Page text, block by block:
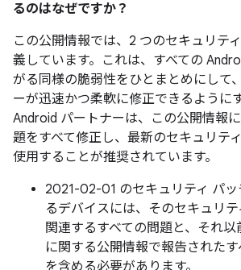
るのはなぜですか？
この公開情報では、2 つのセキュリテ
義しています。これは、すべての
がる同様の脆弱性をひとまとめにして
ーが迅速かつ柔軟に修正できるように
Android パートナーは、この公開情報
題をすべて修正し、最新のセキュリテ
使用することが推奨されています。
2021-02-01 のセキュリティ パ
るデバイスには、そのセキュリ
関連するすべての問題と、それ以
に関する公開情報で報告された
を含める必要があります。